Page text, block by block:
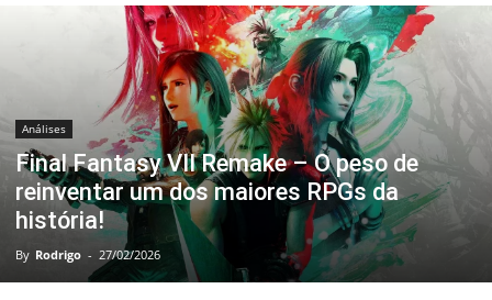
Análises
Final Fantasy VII Remake – O peso de
reinventar um dos maiores RPGs da
história!
By Rodrigo - 27/02/2026